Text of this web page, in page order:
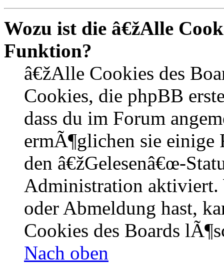
Wozu ist die â€žAlle
Funktion?
â€žAlle Cookies des
Cookies, die phpBB
dass du im Forum
ermÃ¶glichen sie einige
den â€žGelesenâ€œ-
Administration aktiviert.
oder Abmeldung hast,
Cookies des Boards
Nach oben